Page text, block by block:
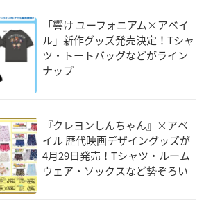
「響け ユーフォニアム×アベイ
ル」新作グッズ発売決定！Tシャ
ツ・トートバッグなどがライン
ナップ
『クレヨンしんちゃん』×アベ
イル 歴代映画デザイングッズが
4月29日発売！Tシャツ・ルーム
ウェア・ソックスなど勢ぞろい